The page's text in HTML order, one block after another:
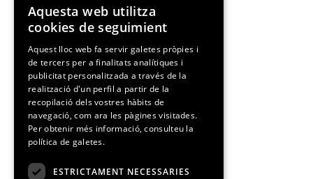
CATALAN
Aquesta web utilitza
cookies de seguimient
Aquest lloc web fa servir galetes pròpies i
de tercers per a finalitats analítiques i
publicitat personalitzada a través de la
realització d'un perfil a partir de la
recopilació dels vostres hàbits de
navegació, com ara les pàgines visitades.
Per obtenir més informació, consulteu la
política de galetes.
ESTRICTAMENT NECESSARIES